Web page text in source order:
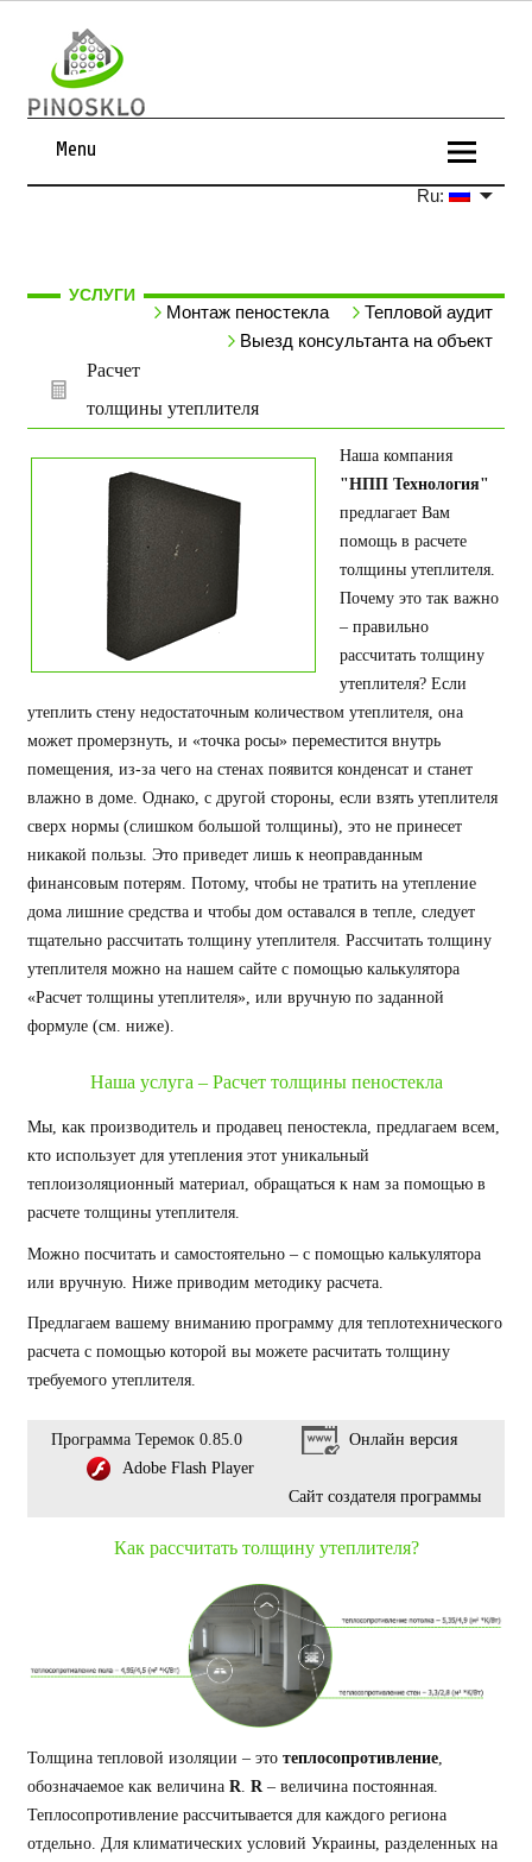
Menu
Ru:
УСЛУГИ
Тепловой аудит
Монтаж пеностекла
Выезд консультанта на объект
Расчет
толщины утеплителя
Наша компания
"НПП Технология"
предлагает Вам
помощь в расчете
толщины утеплителя.
Почему это так важно
– правильно
рассчитать толщину
утеплителя? Если
утеплить стену недостаточным количеством утеплителя, она
может промерзнуть, и «точка росы» переместится внутрь
помещения, из-за чего на стенах появится конденсат и станет
влажно в доме. Однако, с другой стороны, если взять утеплителя
сверх нормы (слишком большой толщины), это не принесет
никакой пользы. Это приведет лишь к неоправданным
финансовым потерям. Потому, чтобы не тратить на утепление
дома лишние средства и чтобы дом оставался в тепле, следует
тщательно рассчитать толщину утеплителя. Рассчитать толщину
утеплителя можно на нашем сайте с помощью калькулятора
«Расчет толщины утеплителя», или вручную по заданной
формуле (см. ниже).
Наша услуга – Расчет толщины пеностекла
Мы, как производитель и продавец пеностекла, предлагаем всем,
кто использует для утепления этот уникальный
теплоизоляционный материал, обращаться к нам за помощью в
расчете толщины утеплителя.
Можно посчитать и самостоятельно – с помощью калькулятора
или вручную. Ниже приводим методику расчета.
Предлагаем вашему вниманию программу для теплотехнического
расчета с помощью которой вы можете расчитать толщину
требуемого утеплителя.
Программа Теремок 0.85.0
Онлайн версия
Adobe Flash Player
Сайт создателя программы
Как рассчитать толщину утеплителя?
Толщина тепловой изоляции – это теплосопротивление,
обозначаемое как величина R. R– величина постоянная.
Теплосопротивление рассчитывается для каждого региона
отдельно. Для климатических условий Украины, разделенных на